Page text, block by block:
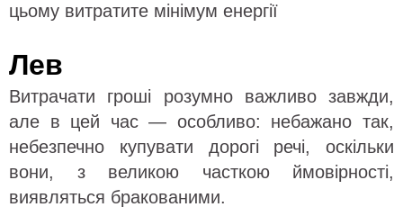
цьому витратите мінімум енергії
Лев
Витрачати гроші розумно важливо завжди,
але в цей час — особливо: небажано так,
небезпечно купувати дорогі речі, оскільки
вони, з великою часткою ймовірності,
виявляться бракованими.